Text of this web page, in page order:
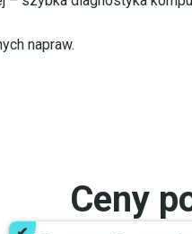
napraw.
Ceny